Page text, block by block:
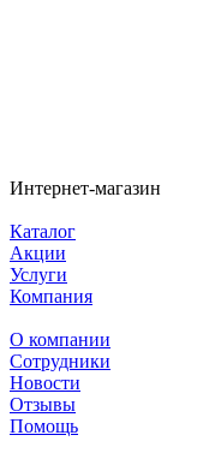
Интернет-магазин
Каталог
Акции
Услуги
Компания
О компании
Сотрудники
Новости
Отзывы
Помощь